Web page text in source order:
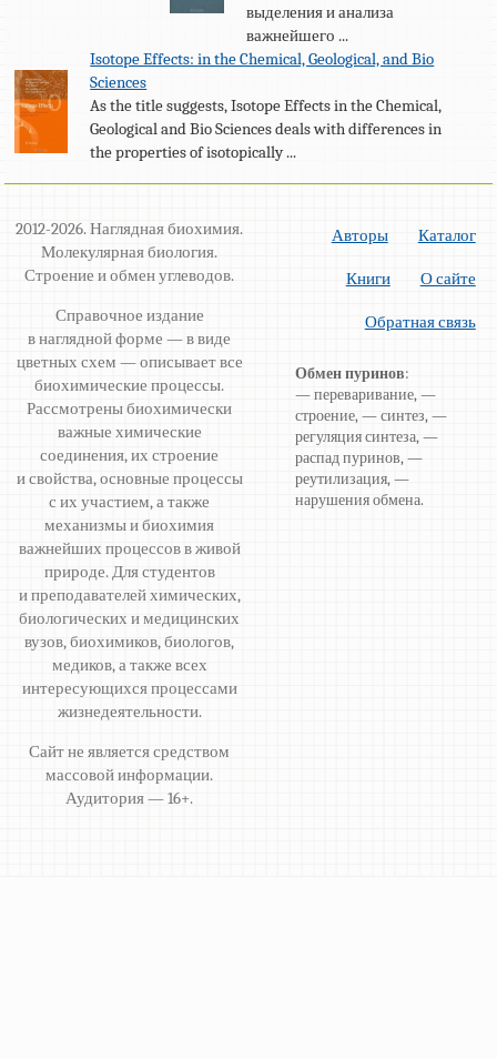
выделения и анализа
важнейшего ...
Isotope Effects: in the Chemical, Geological, and Bio
Sciences
As the title suggests, Isotope Effects in the Chemical,
Geological and Bio Sciences deals with differences in
the properties of isotopically ...
2012-2026. Наглядная биохимия.
Молекулярная биология.
Строение и обмен углеводов.
Справочное издание
в наглядной форме — в виде
цветных схем — описывает все
биохимические процессы.
Рассмотрены биохимически
важные химические
соединения, их строение
и свойства, основные процессы
с их участием, а также
механизмы и биохимия
важнейших процессов в живой
природе. Для студентов
и преподавателей химических,
биологических и медицинских
вузов, биохимиков, биологов,
медиков, а также всех
интересующихся процессами
жизнедеятельности.
Сайт не является средством
массовой информации.
Аудитория — 16+.
Авторы Каталог
Книги О сайте
Обратная связь
Обмен пуринов:
— переваривание, —
строение, — синтез, —
регуляция синтеза, —
распад пуринов, —
реутилизация, —
нарушения обмена.